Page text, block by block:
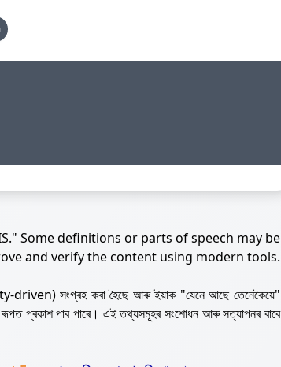
Some definitions or parts of speech may be
and verify the content using modern tools.
driven) সংগ্ৰহ কৰা হৈছে আৰু ইয়াক "যেনে আছে তেনেকৈয়ে"
প্ৰকাশ পাব পাৰে। এই তথ্যসমূহৰ সংশোধন আৰু সত্যাপনৰ বাবে